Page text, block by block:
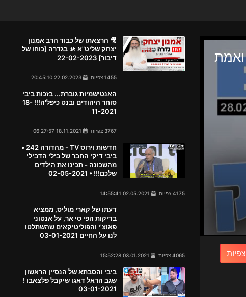
🎥 הרצאתו של כבוד הרב אמנון
יצחק שליט"א 🚸 בגדרה [כוחו של
דיבור] 22-02-2023
1455 צפיות
האנטישמיות גוברת... בזכות ביבי
סוחר היהודים ובנט כיפל'ה!!! 18-
11-2021
3767 צפיות
חדשות וירוס TV - מהדורה 242 •
ביבי דיקי החבר של בילי הדבילי
מהשכונה - תכינו את הילדים
שלכם!!! • 02-05-2021
4175 צפיות
דעתו של קארי מוליס, ממציא
בדיקות הפי סי אר, על אנטוני
פאוצ'י והפוליטיקאים שהשתלטו
לנו על החיים 03-01-2021
4065 צפיות
ביבי והסבתא של הנסיין הראשון
שגב הראל דאגו שיקבל פלצאבו !
03-01-2021